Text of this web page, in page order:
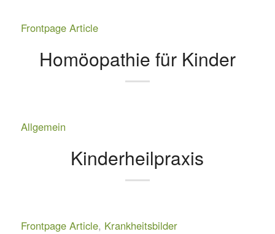
Frontpage Article
Homöopathie für Kinder
Allgemein
Kinderheilpraxis
Frontpage Article, Krankheitsbilder